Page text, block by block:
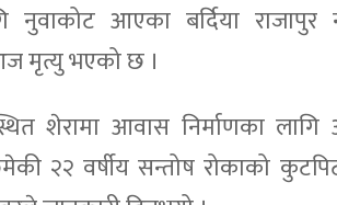
नुवाकोट आएका बर्दिया राजापुर
मृत्यु भएको छ ।
शेरामा आवास निर्माणका
२२ वर्षीय सन्तोष रोकाको